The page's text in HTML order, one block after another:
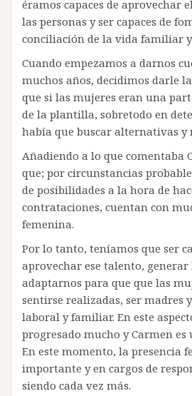
éramos capaces de aprovechar
las personas y ser capaces de
conciliación de la vida familiar
Cuando empezamos a darnos
muchos años, decidimos darle
que si las mujeres eran una
de la plantilla, sobretodo en
había que buscar alternativas y
Añadiendo a lo que comentaba
que; por circunstancias
de posibilidades a la hora de
contrataciones, cuentan con
femenina.
Por lo tanto, teníamos que ser
aprovechar ese talento,
adaptarnos para que que las
sentirse realizadas, ser madres
laboral y familiar. En este
progresado mucho y Carmen es
En este momento, la presencia
importante y en cargos de
siendo cada vez más.